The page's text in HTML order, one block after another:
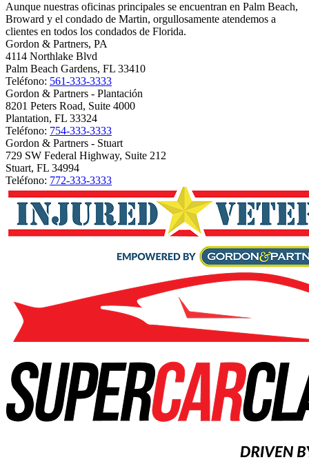
Aunque nuestras oficinas principales se encuentran en Palm Beach,
Broward y el condado de Martin, orgullosamente atendemos a
clientes en todos los condados de Florida.
Gordon & Partners, PA
4114 Northlake Blvd
Palm Beach Gardens, FL 33410
Teléfono: 561-333-3333
Gordon & Partners - Plantación
8201 Peters Road, Suite 4000
Plantation, FL 33324
Teléfono: 754-333-3333
Gordon & Partners - Stuart
729 SW Federal Highway, Suite 212
Stuart, FL 34994
Teléfono: 772-333-3333